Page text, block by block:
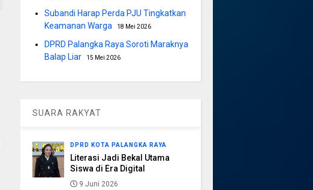
Subandi Harap Perda PJU Tingkatkan
Keamanan Warga
18 Mei 2026
DPRD Palangka Raya Soroti Maraknya
Balap Liar
15 Mei 2026
SUARA RAKYAT
DPRD KOTA PALANGKA RAYA
Literasi Jadi Bekal Utama
Siswa di Era Digital
9 Juni 2026